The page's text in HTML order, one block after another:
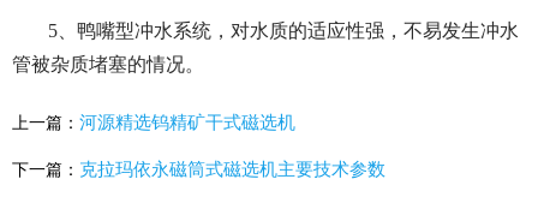
5、鸭嘴型冲水系统，对水质的适应性强，不易发生冲水
管被杂质堵塞的情况。
上一篇： 河源精选钨精矿干式磁选机
下一篇： 克拉玛依永磁筒式磁选机主要技术参数